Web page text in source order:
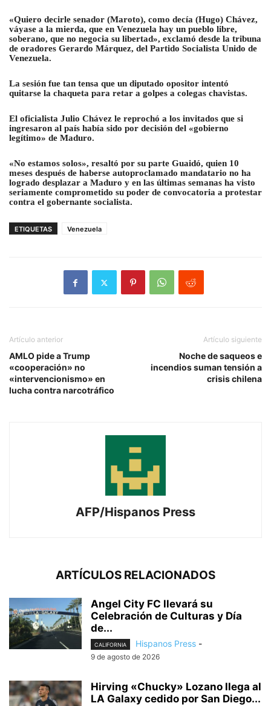
«Quiero decirle senador (Maroto), como decía (Hugo) Chávez,
váyase a la mierda, que en Venezuela hay un pueblo libre,
soberano, que no negocia su libertad», exclamó desde la tribuna
de oradores Gerardo Márquez, del Partido Socialista Unido de
Venezuela.
La sesión fue tan tensa que un diputado opositor intentó
quitarse la chaqueta para retar a golpes a colegas chavistas.
El oficialista Julio Chávez le reprochó a los invitados que si
ingresaron al país había sido por decisión del «gobierno
legítimo» de Maduro.
«No estamos solos», resaltó por su parte Guaidó, quien 10
meses después de haberse autoproclamado mandatario no ha
logrado desplazar a Maduro y en las últimas semanas ha visto
seriamente comprometido su poder de convocatoria a protestar
contra el gobernante socialista.
ETIQUETAS Venezuela
Artículo anterior
AMLO pide a Trump
«cooperación» no
«intervencionismo» en
lucha contra narcotráfico
Artículo siguiente
Noche de saqueos e
incendios suman tensión a
crisis chilena
AFP/Hispanos Press
ARTÍCULOS RELACIONADOS
Angel City FC llevará su
Celebración de Culturas y Día
de...
CALIFORNIA Hispanos Press -
9 de agosto de 2026
Hirving «Chucky» Lozano llega al
LA Galaxy cedido por San Diego...